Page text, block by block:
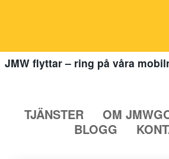
JMW flyttar – ring på våra
TJÄNSTER OM
BLOGG